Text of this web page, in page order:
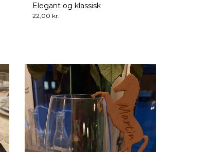
Elegant og klassisk
22,00 kr.